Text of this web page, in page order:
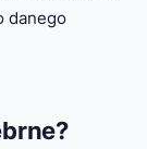
danego